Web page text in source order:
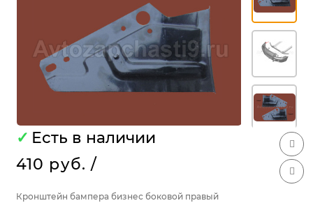
✓ Есть в наличии
410 руб. /
Кронштейн бампера бизнес боковой правый